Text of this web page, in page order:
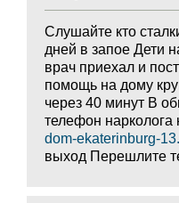
Слушайте кто
дней в запое Дети
врач приехал и
помощь на дому
через 40 минут В
телефон нарколога
dom-ekaterinburg-
выход Перешлите